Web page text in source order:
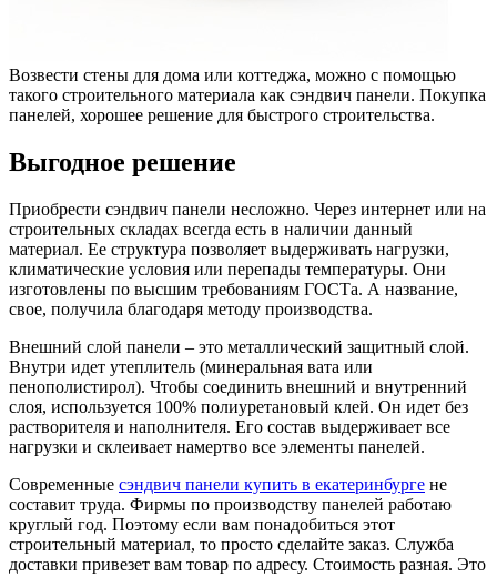
Возвести стены для дома или коттеджа, можно с помощью
такого строительного материала как сэндвич панели. Покупка
панелей, хорошее решение для быстрого строительства.
Выгодное решение
Приобрести сэндвич панели несложно. Через интернет или на
строительных складах всегда есть в наличии данный
материал. Ее структура позволяет выдерживать нагрузки,
климатические условия или перепады температуры. Они
изготовлены по высшим требованиям ГОСТа. А название,
свое, получила благодаря методу производства.
Внешний слой панели – это металлический защитный слой.
Внутри идет утеплитель (минеральная вата или
пенополистирол). Чтобы соединить внешний и внутренний
слоя, используется 100% полиуретановый клей. Он идет без
растворителя и наполнителя. Его состав выдерживает все
нагрузки и склеивает намертво все элементы панелей.
Современные сэндвич панели купить в екатеринбурге не
составит труда. Фирмы по производству панелей работаю
круглый год. Поэтому если вам понадобиться этот
строительный материал, то просто сделайте заказ. Служба
доставки привезет вам товар по адресу. Стоимость разная. Это